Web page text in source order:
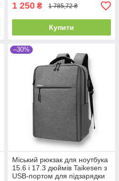
1 250 ₴ 1 785,72 ₴
Купити
–30%
Міський рюкзак для ноутбука
15.6 і 17.3 дюймів Taikesen з
USB-портом для підзарядки